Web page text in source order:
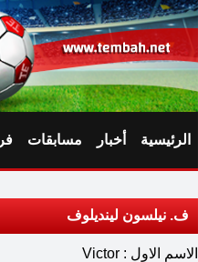
الرئيسية أخبار مسابقات
ف. نيلسون لينديلوف
الاسم الاول : Victor